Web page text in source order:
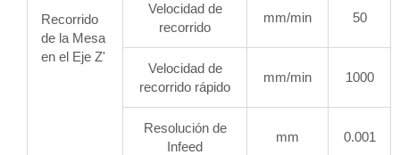
Recorrido
de la Mesa
en el Eje Z'
Velocidad de
recorrido
mm/min 50
Velocidad de
recorrido rápido
mm/min 1000
Resolución de
Infeed
mm 0.001